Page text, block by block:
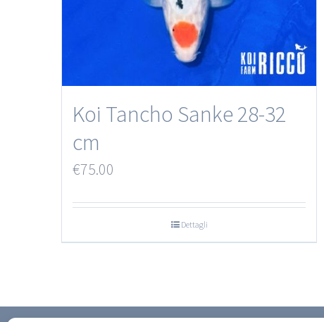
Koi Tancho Sanke 28-32
cm
€75.00
Dettagli